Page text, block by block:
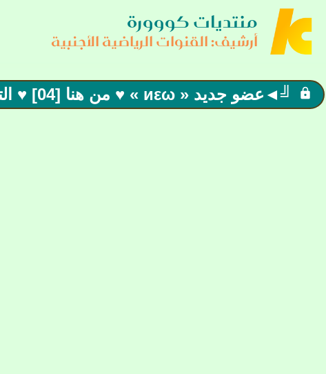
منتديات كووورة
أرشيف: القنوات الرياضية الأجنبية
 ╝◄عضو جديد « иεω » ♥ من هنا [04] ♥ الترحيب + وسام